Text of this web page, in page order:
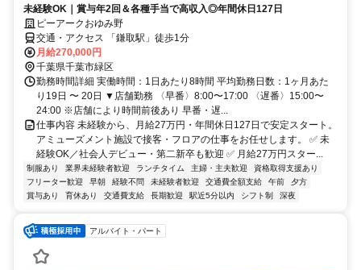
未経験OK｜賞与年2回＆各種手当で高収入◎年間休日127日
ピーアークおゆみ野
交通・アクセス 「鎌取駅」徒歩1分
月給270,000円
千葉県千葉市緑区
勤務時間詳細 実働時間：1日あたり8時間 平均勤務日数：1ヶ月あた
り19日 〜 20日 ▼店舗勤務 〈早番〉8:00〜17:00 〈遅番〉15:00〜
24:00 ※店舗により時間前後あり 早番・遅...
仕事内容 未経験から、月給27万円・年間休日127日で安定スタート。
アミューズメント施設で接客・フロアの仕事をお任せします。 ✅ 未
経験OK／社会人デビュー・第二新卒も歓迎 ✅ 月給27万円スター...
制服あり 業界未経験者歓迎 ランチタイム 主婦・主夫歓迎
資格取得支援あり
フリーター歓迎
早朝 経験不問 未経験者歓迎 交通費全額支給 午前
夕方
賞与あり
育休あり 交通費支給 長期歓迎 駅近5分以内 シフト制 深夜
アルバイト・パート